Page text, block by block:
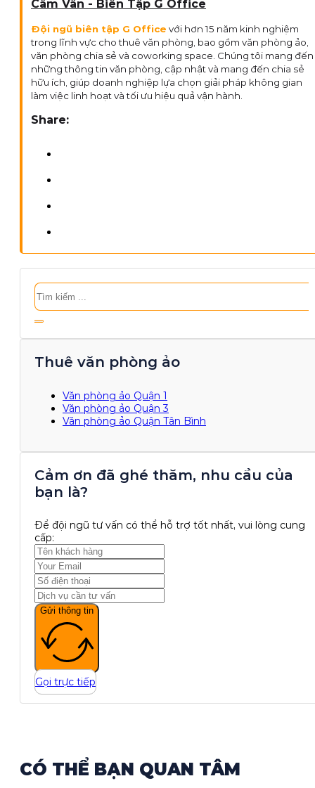
Cẩm Vân - Biên Tập G Office
Đội ngũ biên tập G Office với hơn 15 năm kinh nghiệm
trong lĩnh vực cho thuê văn phòng, bao gồm văn phòng ảo,
văn phòng chia sẻ và coworking space. Chúng tôi mang đến
những thông tin văn phòng, cập nhật và mang đến chia sẻ
hữu ích, giúp doanh nghiệp lựa chọn giải pháp không gian
làm việc linh hoạt và tối ưu hiệu quả vận hành.
Share:
Tìm
kiếm
Thuê văn phòng ảo
Văn phòng ảo Quận 1
Văn phòng ảo Quận 3
Văn phòng ảo Quận Tân Bình
Cảm ơn đã ghé thăm, nhu cầu của
bạn là?
Để đội ngũ tư vấn có thể hỗ trợ tốt nhất, vui lòng cung
cấp:
Gửi thông tin
Gọi trực tiếp
CÓ THỂ BẠN QUAN TÂM